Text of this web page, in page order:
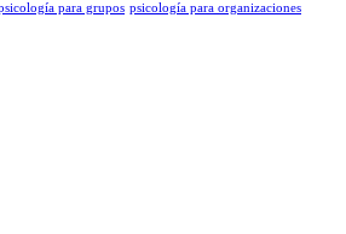
para grupos psicología para organizaciones